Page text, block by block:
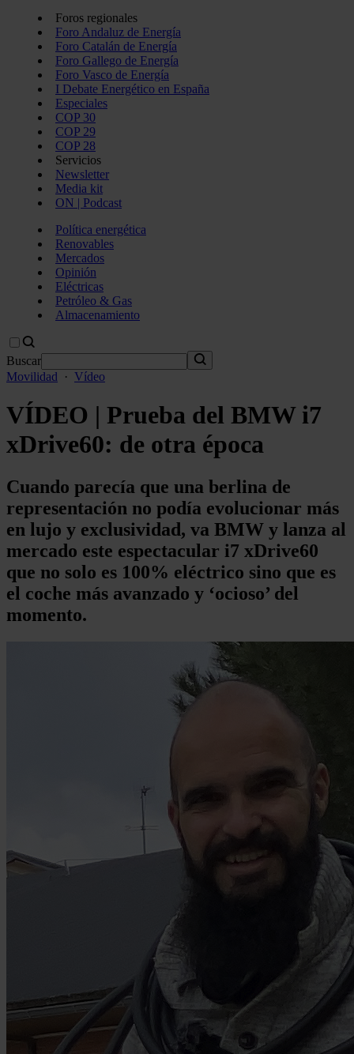
Foros regionales
Foro Andaluz de Energía
Foro Catalán de Energía
Foro Gallego de Energía
Foro Vasco de Energía
I Debate Energético en España
Especiales
COP 30
COP 29
COP 28
Servicios
Newsletter
Media kit
ON | Podcast
Política energética
Renovables
Mercados
Opinión
Eléctricas
Petróleo & Gas
Almacenamiento
Buscar
Movilidad
· Vídeo
VÍDEO | Prueba del BMW i7
xDrive60: de otra época
Cuando parecía que una berlina de
representación no podía evolucionar más
en lujo y exclusividad, va BMW y lanza al
mercado este espectacular i7 xDrive60
que no solo es 100% eléctrico sino que es
el coche más avanzado y ‘ocioso’ del
momento.